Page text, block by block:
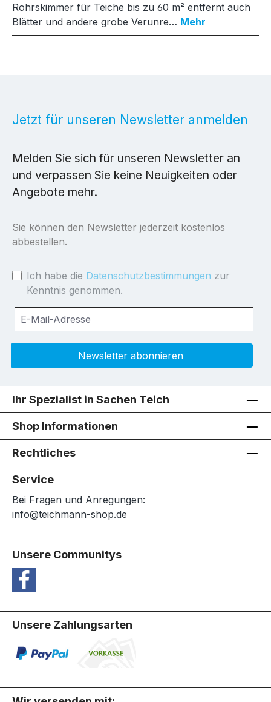
Rohrskimmer für Teiche bis zu 60 m² entfernt auch
Blätter und andere grobe Verunre… Mehr
Jetzt für unseren Newsletter anmelden
Melden Sie sich für unseren Newsletter an
und verpassen Sie keine Neuigkeiten oder
Angebote mehr.
Sie können den Newsletter jederzeit kostenlos
abbestellen.
Ich habe die Datenschutzbestimmungen zur
Kenntnis genommen.
Newsletter abonnieren
Ihr Spezialist in Sachen Teich
Shop Informationen
Rechtliches
Service
Bei Fragen und Anregungen:
info@teichmann-shop.de
Unsere Communitys
Unsere Zahlungsarten